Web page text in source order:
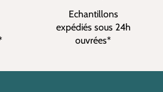
Echantillons
expédiés sous 24h
ouvrées*